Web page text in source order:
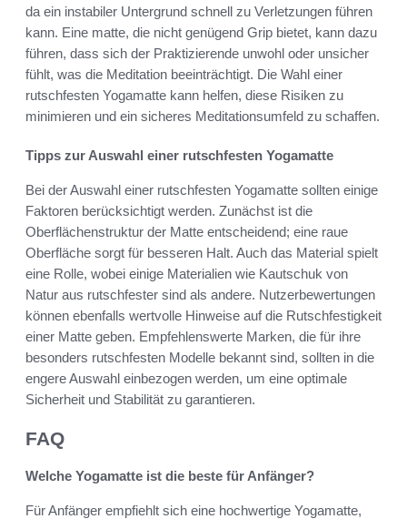
da ein instabiler Untergrund schnell zu Verletzungen führen
kann. Eine matte, die nicht genügend Grip bietet, kann dazu
führen, dass sich der Praktizierende unwohl oder unsicher
fühlt, was die Meditation beeinträchtigt. Die Wahl einer
rutschfesten Yogamatte kann helfen, diese Risiken zu
minimieren und ein sicheres Meditationsumfeld zu schaffen.
Tipps zur Auswahl einer rutschfesten Yogamatte
Bei der Auswahl einer rutschfesten Yogamatte sollten einige
Faktoren berücksichtigt werden. Zunächst ist die
Oberflächenstruktur der Matte entscheidend; eine raue
Oberfläche sorgt für besseren Halt. Auch das Material spielt
eine Rolle, wobei einige Materialien wie Kautschuk von
Natur aus rutschfester sind als andere. Nutzerbewertungen
können ebenfalls wertvolle Hinweise auf die Rutschfestigkeit
einer Matte geben. Empfehlenswerte Marken, die für ihre
besonders rutschfesten Modelle bekannt sind, sollten in die
engere Auswahl einbezogen werden, um eine optimale
Sicherheit und Stabilität zu garantieren.
FAQ
Welche Yogamatte ist die beste für Anfänger?
Für Anfänger empfiehlt sich eine hochwertige Yogamatte,